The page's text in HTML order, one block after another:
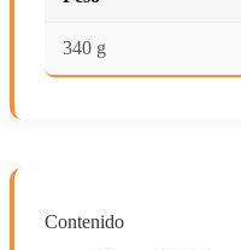
340 g
Contenido